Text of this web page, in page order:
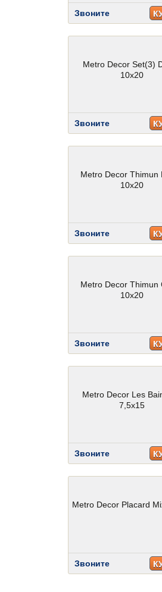
Звоните
Metro Decor Set(3)
10x20
Звоните
Metro Decor Thimun
10x20
Звоните
Metro Decor Thimun
10x20
Звоните
Metro Decor Les
7,5x15
Звоните
Metro Decor Placard
Звоните